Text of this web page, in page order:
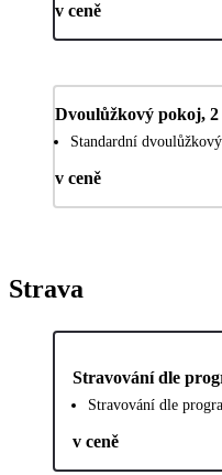
v ceně
Dvoulůžkový pokoj, 2
Standardní
v ceně
Strava
Stravování dle
Stravování dle
v ceně